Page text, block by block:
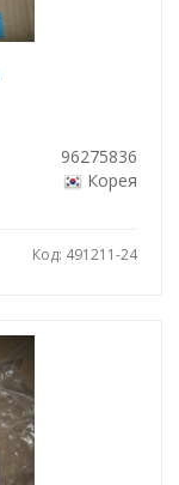
96275836
Корея
Код: 491211-24